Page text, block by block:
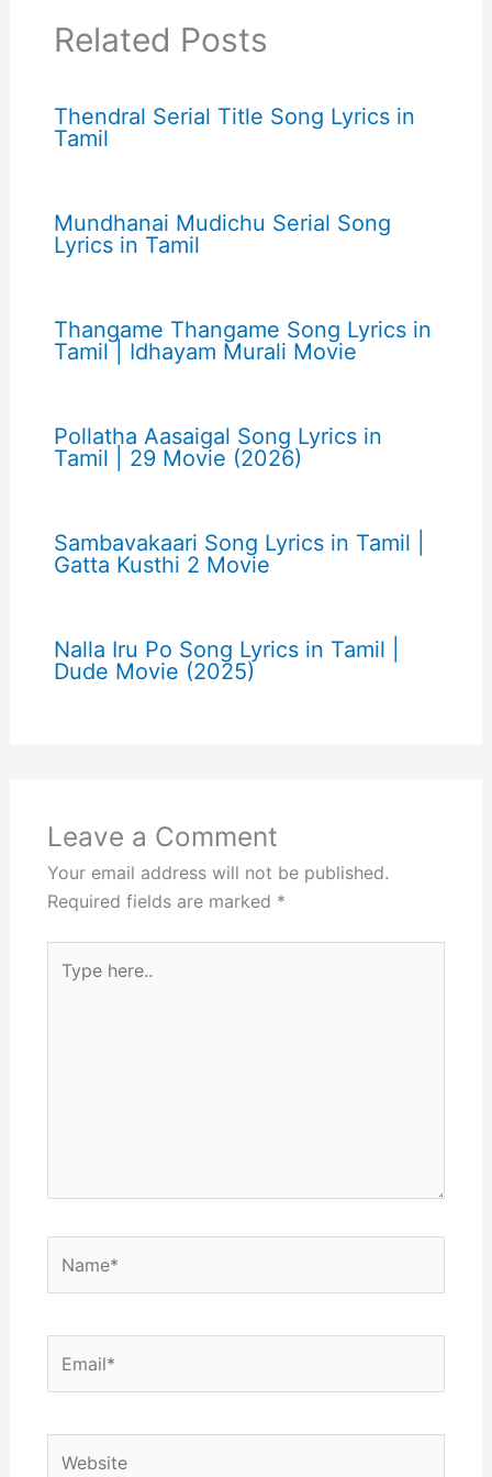
Related Posts
Thendral Serial Title Song Lyrics in
Tamil
Mundhanai Mudichu Serial Song
Lyrics in Tamil
Thangame Thangame Song Lyrics in
Tamil | Idhayam Murali Movie
Pollatha Aasaigal Song Lyrics in
Tamil | 29 Movie (2026)
Sambavakaari Song Lyrics in Tamil |
Gatta Kusthi 2 Movie
Nalla Iru Po Song Lyrics in Tamil |
Dude Movie (2025)
Leave a Comment
Your email address will not be published.
Required fields are marked *
here..